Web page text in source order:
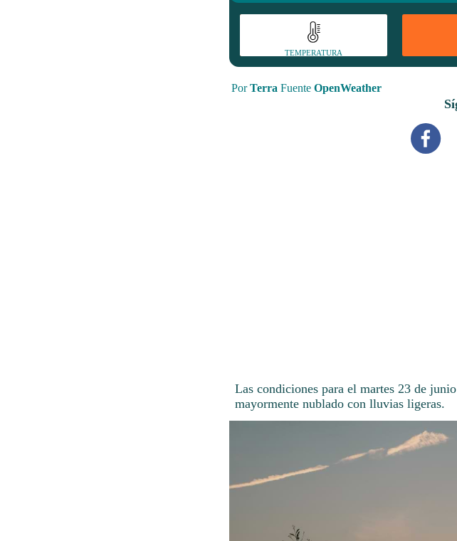
TEMPERATURA
PorTerra Fuente OpenWeather
Las condiciones para el martes 23 de
mayormente nublado con lluvias ligeras.